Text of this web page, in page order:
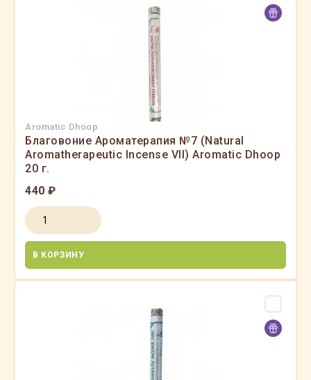
Aromatic Dhoop
Благовоние Ароматерапия №7 (Natural
Aromatherapeutic Incense VII) Aromatic Dhoop
20 г.
440 ₽
В КОРЗИНУ